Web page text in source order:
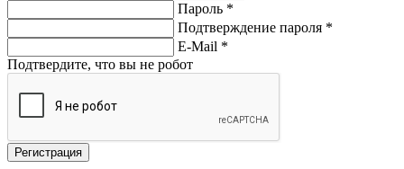
Пароль *
Подтверждение пароля *
E-Mail *
Подтвердите, что вы не робот
Регистрация